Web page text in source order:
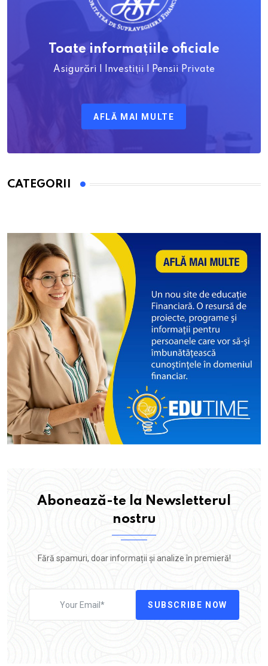
Toate informațiile oficiale
Asigurări | Investiții | Pensii Private
AFLĂ MAI MULTE
CATEGORII
Abonează-te la Newsletterul
nostru
Fără spamuri, doar informații și analize în premieră!
SUBSCRIBE NOW